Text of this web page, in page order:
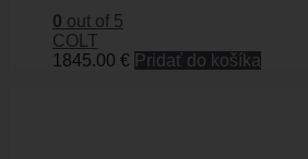
0 out of 5
COLT
1845.00 € Pridať do košíka